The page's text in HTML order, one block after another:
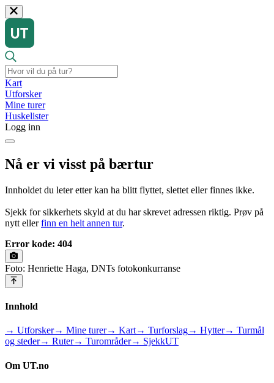
Kart
Utforsker
Mine turer
Huskelister
Logg inn
Nå er vi visst på bærtur
Innholdet du leter etter kan ha blitt flyttet, slettet eller finnes ikke.
Sjekk for sikkerhets skyld at du har skrevet adressen riktig. Prøv på
nytt eller finn en helt annen tur.
Error kode: 404
Foto: Henriette Haga, DNTs fotokonkurranse
Innhold
→ Utforsker→ Mine turer→ Kart→ Turforslag→ Hytter→ Turmål
og steder→ Ruter→ Turområder→ SjekkUT
Om UT.no